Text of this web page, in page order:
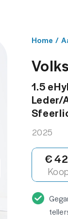
Home /
1.5
Leder/
2025
€